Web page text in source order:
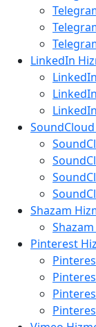
LinkedIn
Shazam
Pinterest